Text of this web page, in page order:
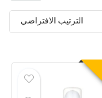
الترتيب الافتراضي